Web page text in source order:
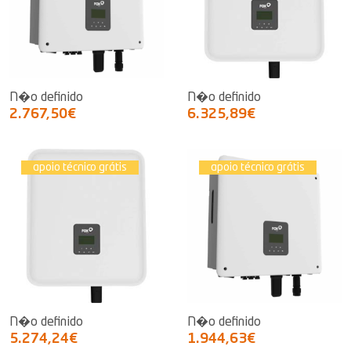
N�o definido
2.767,50€
N�o definido
6.325,89€
apoio técnico grátis
N�o definido
5.274,24€
apoio técnico grátis
N�o definido
1.944,63€